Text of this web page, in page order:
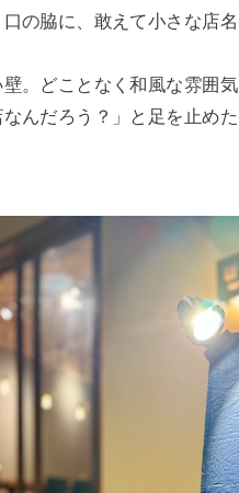
の脇に、敢えて小さな店
。どことなく和風な雰囲
んだろう？」と足を止め